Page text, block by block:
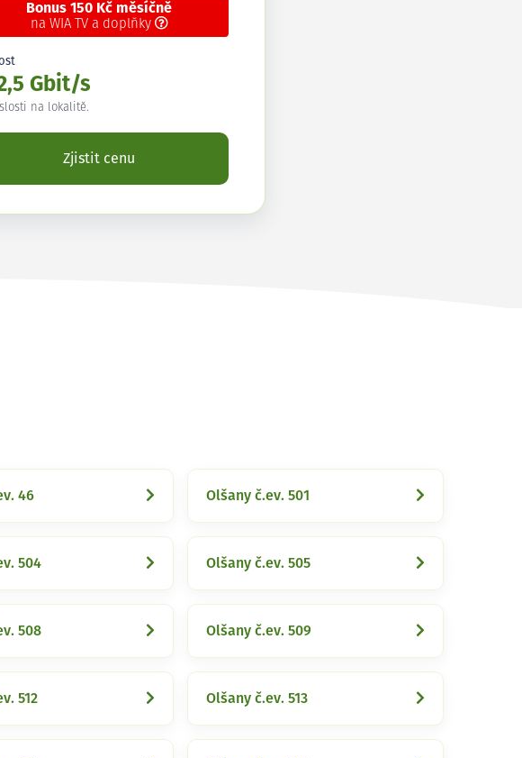
Bonus 150 Kč měsíčně
na WIA TV a doplňky
Gbit/s
na lokalitě.
Zjistit cenu
46 Olšany č.ev. 501
504 Olšany č.ev. 505
508 Olšany č.ev. 509
512 Olšany č.ev. 513